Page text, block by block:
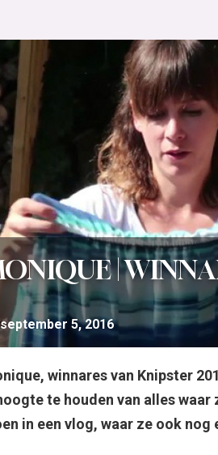
|
september 5, 2016
winnares van Knipster
te houden van alles waar
in een vlog, waar ze ook nog